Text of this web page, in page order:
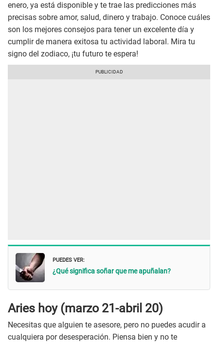
enero, ya está disponible y te trae las predicciones más
precisas sobre amor, salud, dinero y trabajo. Conoce cuáles
son los mejores consejos para tener un excelente día y
cumplir de manera exitosa tu actividad laboral. Mira tu
signo del zodiaco, ¡tu futuro te espera!
PUEDES VER:
¿Qué significa soñar que me apuñalan?
Aries hoy (marzo 21-abril 20)
Necesitas que alguien te asesore, pero no puedes acudir a
cualquiera por desesperación. Piensa bien y no te